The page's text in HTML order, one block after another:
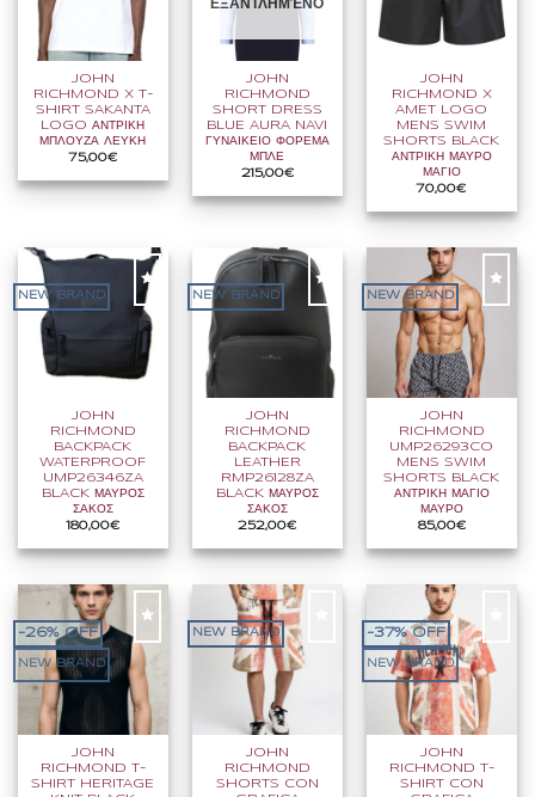
JOHN
RICHMOND X T-
SHIRT SAKANTA
LOGO ΑΝΤΡΙΚΗ
ΜΠΛΟΥΖΑ ΛΕΥΚΗ
75,00€
ΕΞΑΝΤΛΗΜΈΝΟ
JOHN
RICHMOND
SHORT DRESS
BLUE AURA NAVI
ΓΥΝΑΙΚΕΙΟ ΦΟΡΕΜΑ
ΜΠΛΕ
215,00€
JOHN
RICHMOND X
AMET LOGO
MENS SWIM
SHORTS BLACK
ΑΝΤΡΙΚΗ ΜΑΥΡΟ
ΜΑΓΙΟ
70,00€
NEW BRAND
JOHN
RICHMOND
BACKPACK
WATERPROOF
UMP26346ZA
BLACK ΜΑΥΡΟΣ
ΣΑΚΟΣ
180,00€
NEW BRAND
JOHN
RICHMOND
BACKPACK
LEATHER
RMP26128ZA
BLACK ΜΑΥΡΟΣ
ΣΑΚΟΣ
252,00€
NEW BRAND
JOHN
RICHMOND
UMP26293CO
MENS SWIM
SHORTS BLACK
ΑΝΤΡΙΚΗ ΜΑΓΙΟ
ΜΑΥΡΟ
85,00€
-26% OFF
NEW BRAND
JOHN
RICHMOND T-
SHIRT HERITAGE
NEW BRAND
JOHN
RICHMOND
SHORTS CON
-37% OFF
NEW BRAND
JOHN
RICHMOND T-
SHIRT CON